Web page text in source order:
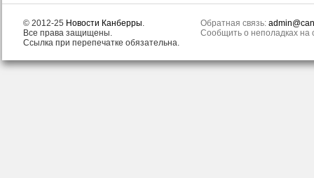
© 2012-25 Новости Канберры.
Все права защищены.
Ссылка при перепечатке обязательна.
Обратная связь:
Сообщить о неполадках на